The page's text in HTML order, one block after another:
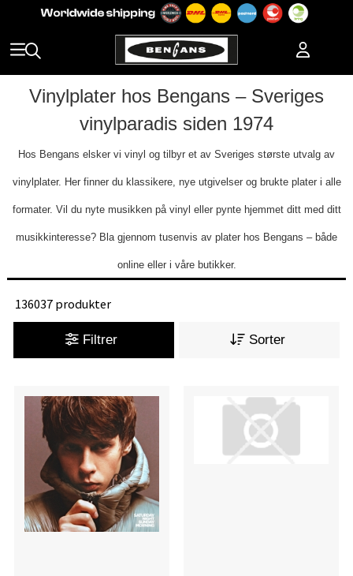
Vinylplater hos Bengans – Sveriges
vinylparadis siden 1974
Hos Bengans elsker vi vinyl og tilbyr et av Sveriges største utvalg av
vinylplater. Her finner du klassikere, nye utgivelser og brukte plater i alle
formater. Vil du nyte musikken på vinyl eller pynte hjemmet ditt med ditt
musikkinteresse? Bla gjennom tusenvis av plater hos Bengans – både
online eller i våre butikker.
136037 produkter
Filtrer Sorter